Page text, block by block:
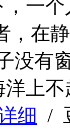
一
，在
没有
上
细 /